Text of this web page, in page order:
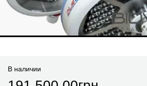
В наличии